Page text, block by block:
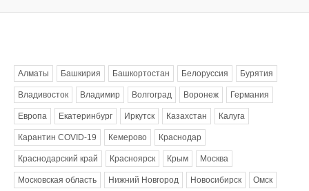
Алматы Башкирия Башкортостан Белоруссия Бурятия
Владивосток Владимир Волгоград Воронеж Германия
Европа Екатеринбург Иркутск Казахстан Калуга
Карантин COVID-19 Кемерово Краснодар
Краснодарский край Красноярск Крым Москва
Московская область Нижний Новгород Новосибирск Омск